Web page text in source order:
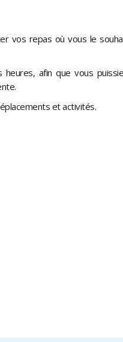
vos repas où vous le
afin que vous
et activités.